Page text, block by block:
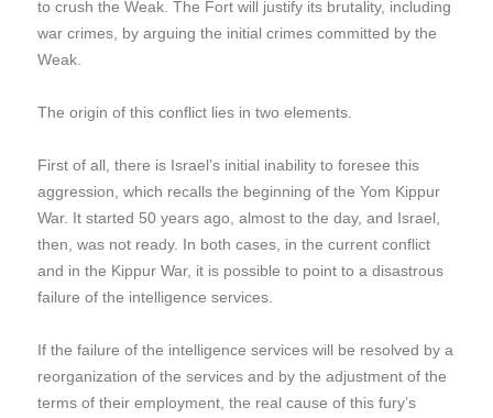
to crush the Weak. The Fort will justify its brutality, including
war crimes, by arguing the initial crimes committed by the
Weak.
The origin of this conflict lies in two elements.
First of all, there is Israel’s initial inability to foresee this
aggression, which recalls the beginning of the Yom Kippur
War. It started 50 years ago, almost to the day, and Israel,
then, was not ready. In both cases, in the current conflict
and in the Kippur War, it is possible to point to a disastrous
failure of the intelligence services.
If the failure of the intelligence services will be resolved by a
reorganization of the services and by the adjustment of the
terms of their employment, the real cause of this fury’s